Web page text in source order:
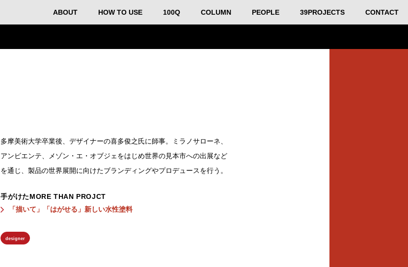
ABOUT HOW TO USE 100Q COLUMN PEOPLE 39PROJECTS CONTACT
多摩美術大学卒業後、デザイナーの喜多俊之氏に師事。ミラノサローネ、
アンビエンテ、メゾン・エ・オブジェをはじめ世界の見本市への出展など
を通じ、製品の世界展開に向けたブランディングやプロデュースを行う。
手がけたMORE THAN PROJCT
「描いて」「はがせる」新しい水性塗料
designer